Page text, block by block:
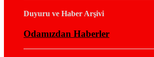
Duyuru ve Haber Arşivi
Odamızdan Haberler